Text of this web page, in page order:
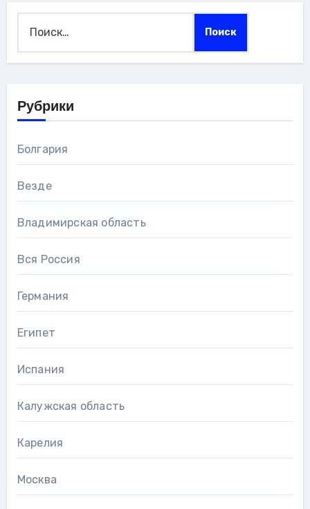
Рубрики
Болгария
Везде
Владимирская область
Вся Россия
Германия
Египет
Испания
Калужская область
Карелия
Москва